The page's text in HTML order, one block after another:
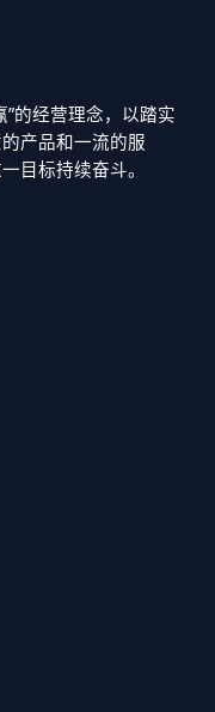
的经营理念，以踏实
产品和一流的服
目标持续奋斗。